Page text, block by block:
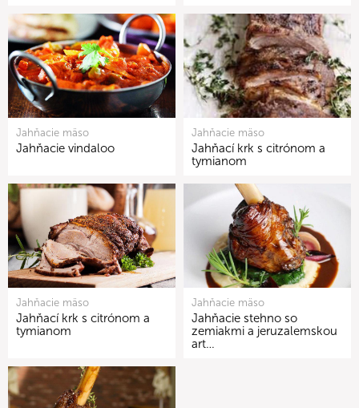
Jahňacie mäso
Jahňacie vindaloo
Jahňacie mäso
Jahňací krk s citrónom a
tymianom
Jahňacie mäso
Jahňací krk s citrónom a
tymianom
Jahňacie mäso
Jahňacie stehno so
zemiakmi a jeruzalemskou
art…